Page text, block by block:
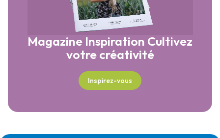
Magazine Inspiration Cultivez
votre créativité
Inspirez-vous